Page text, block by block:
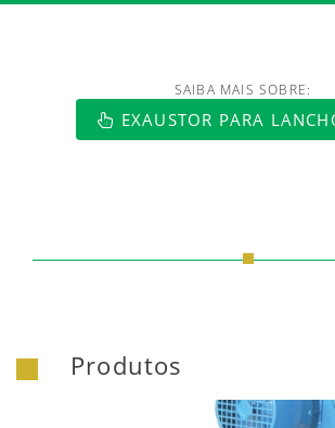
https:// SAIBA MAIS SOBRE:
EXAUSTOR PARA
Produtos